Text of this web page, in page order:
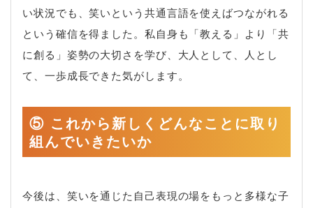
い状況でも、笑いという共通言語を使えばつながれる
という確信を得ました。私自身も「教える」より「共
に創る」姿勢の大切さを学び、大人として、人とし
て、一歩成長できた気がします。
⑤ これから新しくどんなことに取り
組んでいきたいか
今後は、笑いを通じた自己表現の場をもっと多様な子